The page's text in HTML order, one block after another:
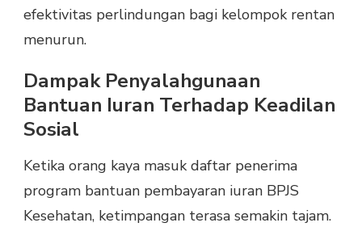
efektivitas perlindungan bagi kelompok rentan
menurun.
Dampak Penyalahgunaan
Bantuan Iuran Terhadap Keadilan
Sosial
Ketika orang kaya masuk daftar penerima
program bantuan pembayaran iuran BPJS
Kesehatan, ketimpangan terasa semakin tajam.